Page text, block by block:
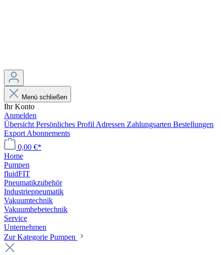
Menü schließen
Ihr Konto
Anmelden
Übersicht Persönliches Profil Adressen Zahlungsarten Bestellungen
Export Abonnements
0,00 €*
Home
Pumpen
fluidFIT
Pneumatikzubehör
Industriepneumatik
Vakuumtechnik
Vakuumhebetechnik
Service
Unternehmen
Zur Kategorie Pumpen